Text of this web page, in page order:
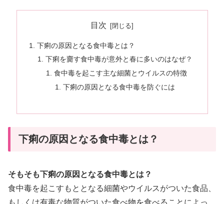
目次
下痢の原因となる食中毒とは？
下痢を齎す食中毒が意外と春に多いのはなぜ？
食中毒を起こす主な細菌とウイルスの特徴
下痢の原因となる食中毒を防ぐには
下痢の原因となる食中毒とは？
そもそも下痢の原因となる食中毒とは？
食中毒を起こすもととなる細菌やウイルスがついた食品、